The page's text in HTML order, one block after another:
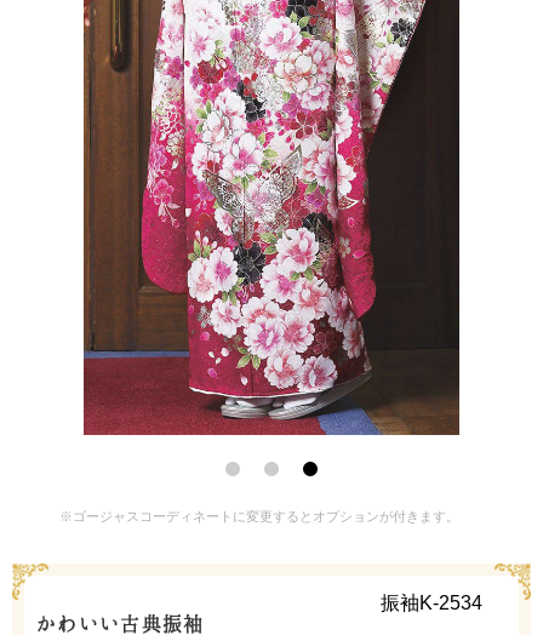
※ゴージャスコーディネートに変更するとオプションが付きます。
振袖K-2534
かわいい古典振袖